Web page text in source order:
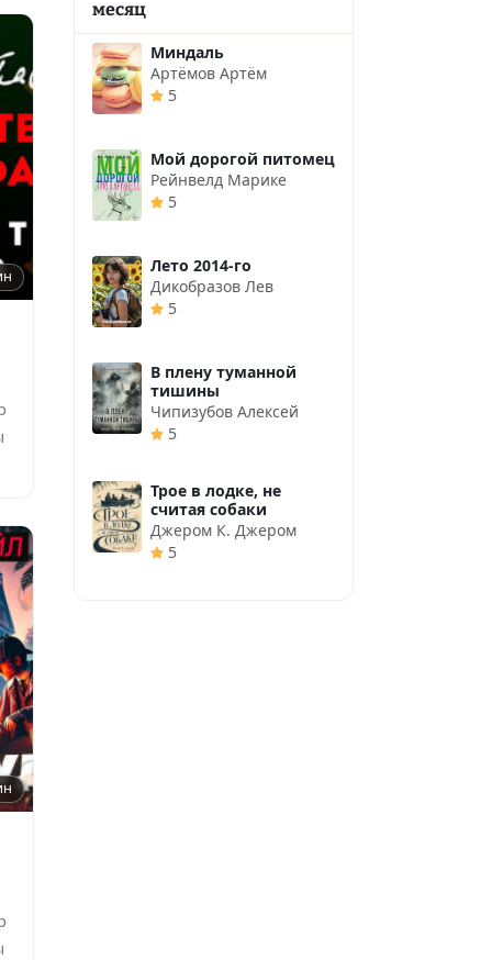
месяц
Миндаль
Артёмов Артём
5
Мой дорогой питомец
Рейнвелд Марике
5
Лето 2014-го
Дикобразов Лев
5
В плену туманной
тишины
Чипизубов Алексей
5
Трое в лодке, не
считая собаки
Джером К. Джером
5